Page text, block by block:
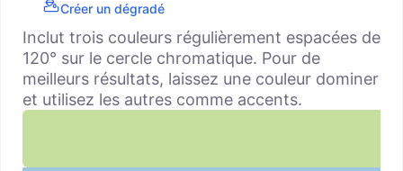
Créer un dégradé
Inclut trois couleurs régulièrement espacées de
120° sur le cercle chromatique. Pour de
meilleurs résultats, laissez une couleur dominer
et utilisez les autres comme accents.